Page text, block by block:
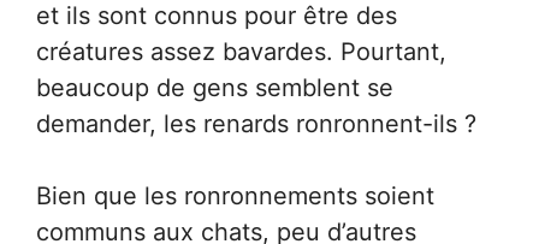
et ils sont connus pour être des
créatures assez bavardes. Pourtant,
beaucoup de gens semblent se
demander, les renards ronronnent-ils ?
Bien que les ronronnements soient
communs aux chats, peu d’autres